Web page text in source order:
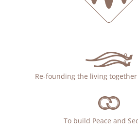
Re-founding the living
To build Peace and